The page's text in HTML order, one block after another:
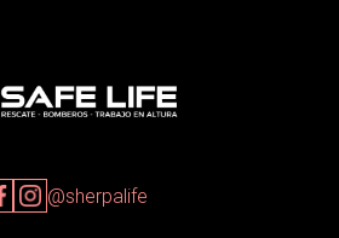
@sherpalife